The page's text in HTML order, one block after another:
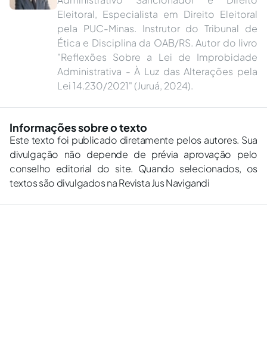
Eleitoral, Especialista em Direito Eleitoral
pela PUC-Minas. Instrutor do Tribunal de
Ética e Disciplina da OAB/RS. Autor do livro
"Reflexões Sobre a Lei de Improbidade
Administrativa - À Luz das Alterações pela
Lei 14.230/2021" (Juruá, 2024).
Informações sobre o texto
Este texto foi publicado diretamente pelos autores. Sua
divulgação não depende de prévia aprovação pelo
conselho editorial do site. Quando selecionados, os
textos são divulgados na Revista Jus Navigandi